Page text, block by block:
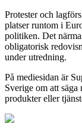
Protester och
platser runtom i
politiken. Det
obligatorisk
under utredning.
På mediesidan är
Sverige om att
produkter eller